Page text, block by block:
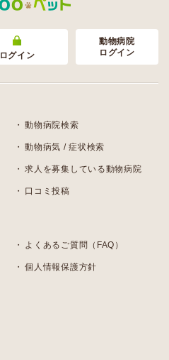
ログイン
動物病院
ログイン
動物病院検索
動物病気 / 症状検索
求人を募集している動物病院
口コミ投稿
よくあるご質問（FAQ）
個人情報保護方針